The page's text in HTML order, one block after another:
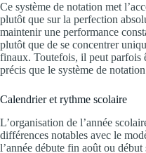
Ce système de notation met
plutôt que sur la perfection
maintenir une performance
plutôt que de se concentrer
finaux. Toutefois, il peut parfois
précis que le système de
Calendrier et rythme scolaire
L’organisation de l’année
différences notables avec le
l’année débute fin août ou début